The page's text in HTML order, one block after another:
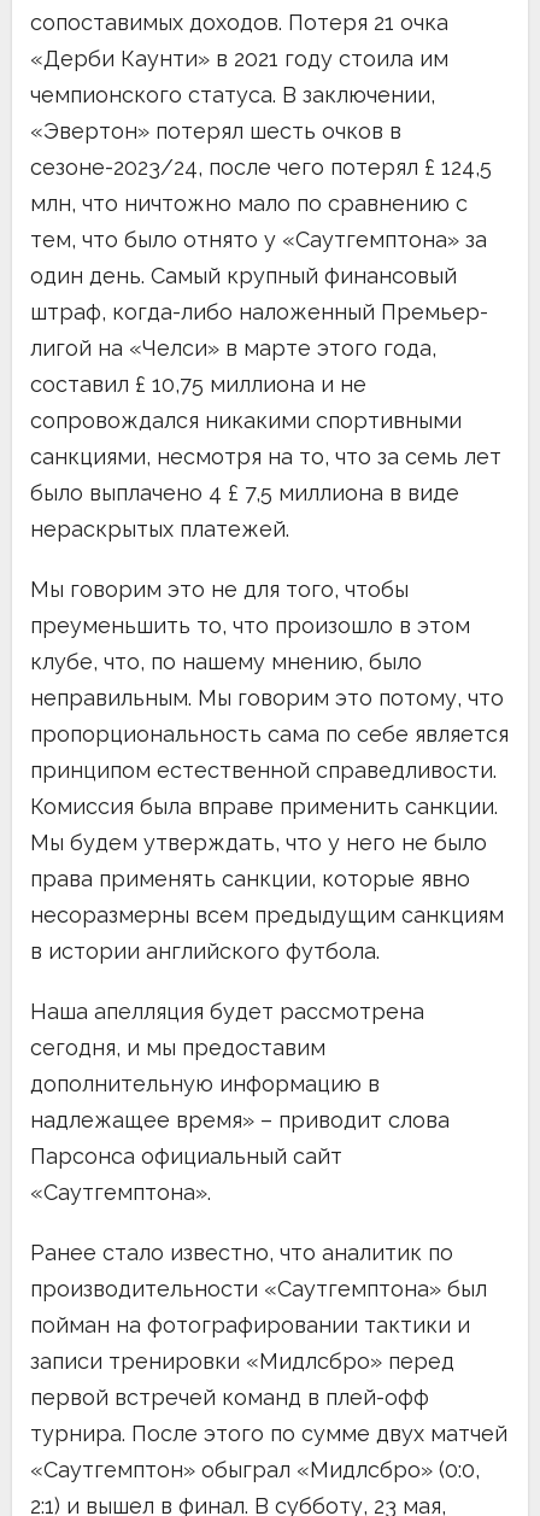
сопоставимых доходов. Потеря 21 очка
«Дерби Каунти» в 2021 году стоила им
чемпионского статуса. В заключении,
«Эвертон» потерял шесть очков в
сезоне-2023/24, после чего потерял £ 124,5
млн, что ничтожно мало по сравнению с
тем, что было отнято у «Саутгемптона» за
один день. Самый крупный финансовый
штраф, когда-либо наложенный Премьер-
лигой на «Челси» в марте этого года,
составил £ 10,75 миллиона и не
сопровождался никакими спортивными
санкциями, несмотря на то, что за семь лет
было выплачено 4 £ 7,5 миллиона в виде
нераскрытых платежей.
Мы говорим это не для того, чтобы
преуменьшить то, что произошло в этом
клубе, что, по нашему мнению, было
неправильным. Мы говорим это потому, что
пропорциональность сама по себе является
принципом естественной справедливости.
Комиссия была вправе применить санкции.
Мы будем утверждать, что у него не было
права применять санкции, которые явно
несоразмерны всем предыдущим санкциям
в истории английского футбола.
Наша апелляция будет рассмотрена
сегодня, и мы предоставим
дополнительную информацию в
надлежащее время» – приводит слова
Парсонса официальный сайт
«Саутгемптона».
Ранее стало известно, что аналитик по
производительности «Саутгемптона» был
пойман на фотографировании тактики и
записи тренировки «Мидлсбро» перед
первой встречей команд в плей-офф
турнира. После этого по сумме двух матчей
«Саутгемптон» обыграл «Мидлсбро» (0:0,
2:1) и вышел в финал. В субботу, 23 мая,